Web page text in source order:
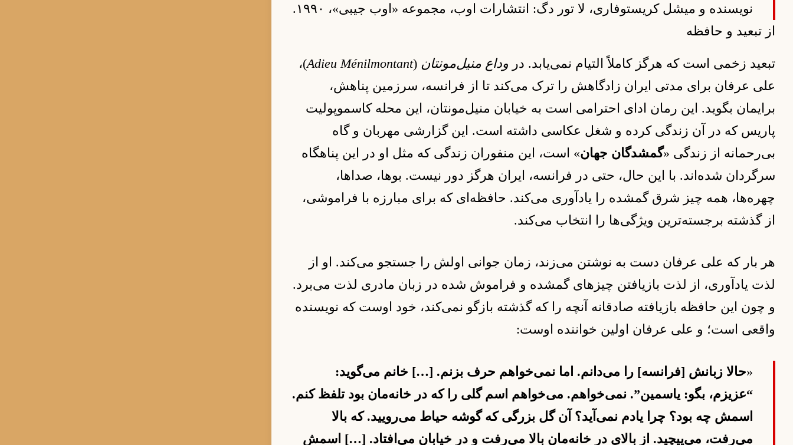
نویسنده و میشل کریستوفاری، لا تور دگ: انتشارات اوب، مجموعه «اوب جیبی»، ۱۹۹۰.
از تبعید و حافظه
تبعید زخمی است که هرگز کاملاً التیام نمی‌یابد. در وداع منیل‌مونتان (
Adieu Ménilmontant)،
علی عرفان برای مدتی ایران زادگاهش را ترک می‌کند تا از فرانسه، سرزمین پناهش،
برایمان بگوید. این رمان ادای احترامی است به خیابان منیل‌مونتان، این محله کاسموپولیت
پاریس که در آن زندگی کرده و شغل عکاسی داشته است. این گزارشی مهربان و گاه
بی‌رحمانه از زندگی «گمشدگان جهان» است، این منفوران زندگی که مثل او در این پناهگاه
سرگردان شده‌اند. با این حال، حتی در فرانسه، ایران هرگز دور نیست. بوها، صداها،
چهره‌ها، همه چیز شرق گمشده را یادآوری می‌کند. حافظه‌ای که برای مبارزه با فراموشی،
از گذشته برجسته‌ترین ویژگی‌ها را انتخاب می‌کند.
هر بار که علی عرفان دست به نوشتن می‌زند، زمان جوانی اولش را جستجو می‌کند. او از
لذت یادآوری، از لذت بازیافتن چیزهای گمشده و فراموش شده در زبان مادری لذت می‌برد.
و چون این حافظه بازیافته صادقانه آنچه را که گذشته بازگو نمی‌کند، خود اوست که نویسنده
واقعی است؛ و علی عرفان اولین خواننده اوست:
«حالا زبانش [فرانسه] را می‌دانم. اما نمی‌خواهم حرف بزنم. […] خانم می‌گوید:
“عزیزم، بگو: یاسمین”. نمی‌خواهم. می‌خواهم اسم گلی را که در خانه‌مان بود تلفظ کنم.
اسمش چه بود؟ چرا یادم نمی‌آید؟ آن گل بزرگی که گوشه حیاط می‌رویید. که بالا
می‌رفت، می‌پیچید. از بالای در خانه‌مان بالا می‌رفت و در خیابان می‌افتاد. […] اسمش